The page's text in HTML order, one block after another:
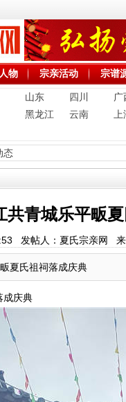
物 宗亲活动 宗谱
山东 四川 广
黑龙江 云南
态
共青城乐平畈
发帖人：夏氏宗亲网
夏氏祖祠落成庆典
成庆典